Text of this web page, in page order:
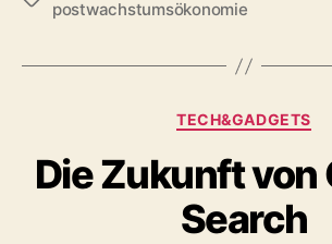
postwachstumsökonomie
Kategorien
TECH&GADGETS
Die Zukunft von
Search